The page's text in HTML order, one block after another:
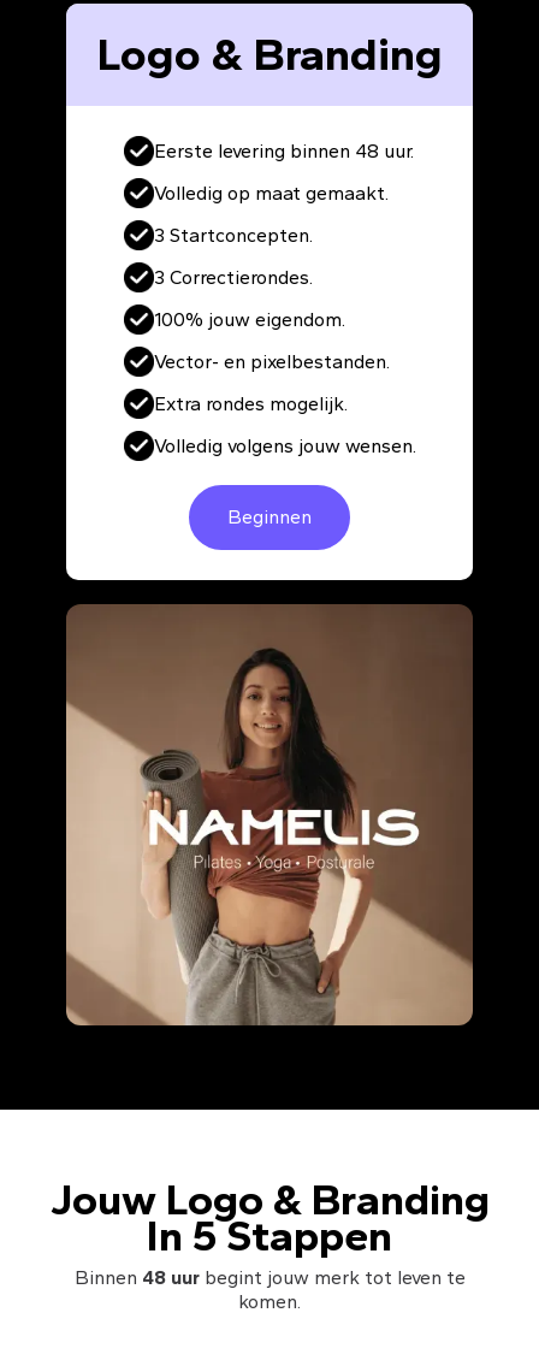
Logo & Branding
Eerste levering binnen 48 uur.
Volledig op maat gemaakt.
3 Startconcepten.
3 Correctierondes.
100% jouw eigendom.
Vector- en pixelbestanden.
Extra rondes mogelijk.
Volledig volgens jouw wensen.
Beginnen
Jouw Logo & Branding
In 5 Stappen
Binnen 48 uurbegint jouw merk tot leven te
komen.